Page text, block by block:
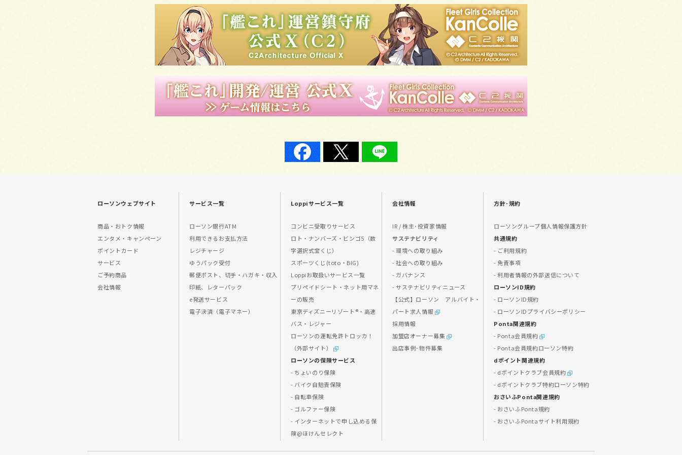
ローソンウェブサイト
商品・おトク情報
エンタメ・キャンペーン
ポイントカード
サービス
ご予約商品
会社情報
サービス一覧
ローソン銀行ATM
利用できるお支払方法
レジチャージ
ゆうパック受付
郵便ポスト、切手・ハガキ・収入
印紙、レターパック
e発送サービス
電子決済（電子マネー）
Loppiサービス一覧
コンビニ受取りサービス
ロト・ナンバーズ・ビンゴ5（数
字選択式宝くじ）
スポーツくじ(toto・BIG)
Loppiお取扱いサービス一覧
プリペイドシート・ネット用マネ
ーの販売
東京ディズニーリゾート®・高速
バス・レジャー
ローソンの運転免許トロッカ！
（外部サイト）
ローソンの保険サービス
- ちょいのり保険
- バイク自賠責保険
- 自転車保険
- ゴルファー保険
- インターネットで申し込める保
険@ほけんセレクト
会社情報
IR / 株主･投資家情報
サステナビリティ
- 環境への取り組み
- 社会への取り組み
- ガバナンス
- サステナビリティニュース
【公式】ローソン アルバイト・
パート求人情報
採用情報
加盟店オーナー募集
出店事例･物件募集
方針･規約
ローソングループ個人情報保護方針
共通規約
- ご利用規約
- 免責事項
- 利用者情報の外部送信について
ローソンID規約
- ローソンID規約
- ローソンIDプライバシーポリシー
Ponta関連規約
- Ponta会員規約
- Ponta会員規約ローソン特約
dポイント関連規約
- dポイントクラブ会員規約
- dポイントクラブ特約ローソン特約
おさいふPonta関連規約
- おさいふPonta規約
- おさいふPontaサイト利用規約